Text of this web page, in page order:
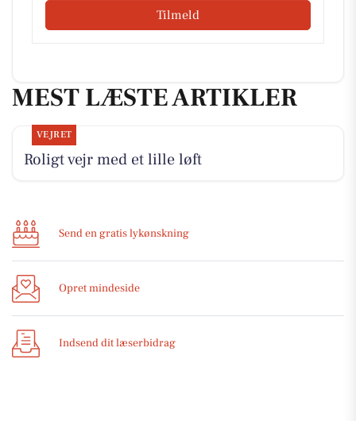
Tilmeld
MEST LÆSTE ARTIKLER
VEJRET
Roligt vejr med et lille løft
Send en gratis lykønskning
Opret mindeside
Indsend dit læserbidrag